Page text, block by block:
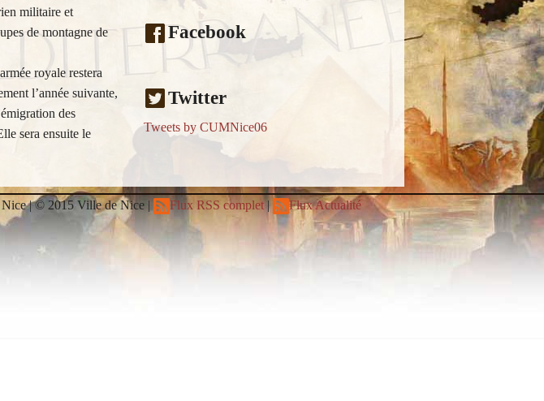
militaire et
de montagne de
royale restera
l’année suivante,
des
sera ensuite le
Facebook
Twitter
Tweets by CUMNice06
Nice | © 2015 Ville de Nice | Flux RSS complet| Flux Actualité